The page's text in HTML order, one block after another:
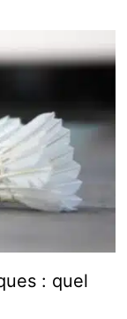
: quel